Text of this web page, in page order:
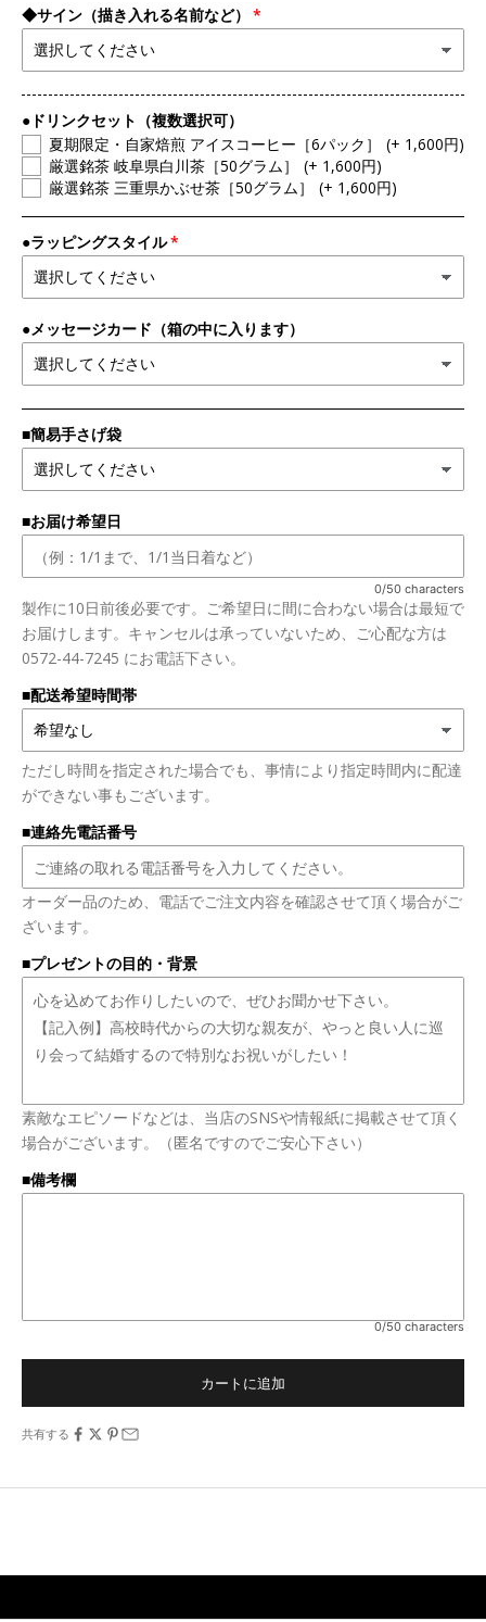
◆サイン（描き入れる名前など）
●ドリンクセット（複数選択可）
夏期限定・自家焙煎 アイスコーヒー［6パック］
(+ 1,600円)
厳選銘茶 岐阜県白川茶［50グラム］
(+ 1,600円)
厳選銘茶 三重県かぶせ茶［50グラム］
(+ 1,600円)
●ラッピングスタイル
●メッセージカード（箱の中に入ります）
■簡易手さげ袋
■お届け希望日
0/50 characters
製作に10日前後必要です。ご希望日に間に合わない場合は最短で
お届けします。キャンセルは承っていないため、ご心配な方は
0572-44-7245 にお電話下さい。
■配送希望時間帯
ただし時間を指定された場合でも、事情により指定時間内に配達
ができない事もございます。
■連絡先電話番号
オーダー品のため、電話でご注文内容を確認させて頂く場合がご
ざいます。
■プレゼントの目的・背景
素敵なエピソードなどは、当店のSNSや情報紙に掲載させて頂く
場合がございます。（匿名ですのでご安心下さい）
■備考欄
0/50 characters
カートに追加
共有する